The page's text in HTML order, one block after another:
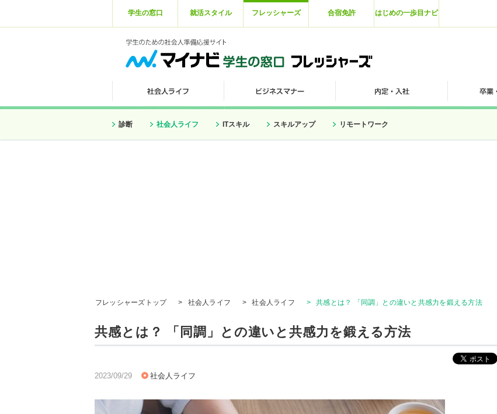
学生の窓口 就活スタイル フレッシャーズ 合宿免許 はじめの一歩目ナビ
診断 社会人ライフ ITスキル スキルアップ リモートワーク
フレッシャーズトップ > 社会人ライフ > 社会人ライフ > 共感とは？ 「同調」との違いと共感力を鍛える方法
共感とは？ 「同調」との違いと共感力を鍛える方法
2023/09/29 社会人ライフ